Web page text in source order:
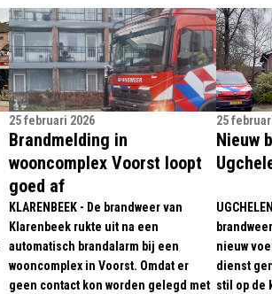
25 februari 2026
Brandmelding in
wooncomplex Voorst loopt
goed af
KLARENBEEK - De brandweer van
Klarenbeek rukte uit na een
automatisch brandalarm bij een
wooncomplex in Voorst. Omdat er
geen contact kon worden gelegd met
25
Nieuw
nieuw
dienst
stil op de